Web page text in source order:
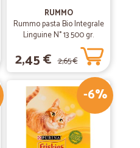
RUMMO
Rummo pasta Bio Integrale
Linguine N° 13 500 gr.
2,45 € 2,65 €
-6%